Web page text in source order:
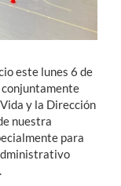
este lunes 6 de
conjuntamente
y la Dirección
nuestra
para